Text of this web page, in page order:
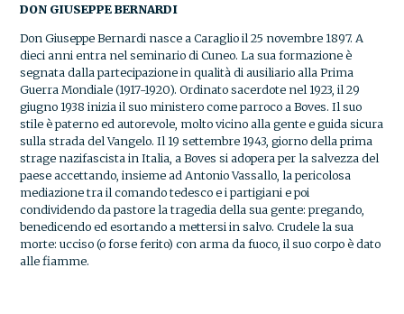
DON GIUSEPPE BERNARDI
Don Giuseppe Bernardi nasce a Caraglio il 25 novembre 1897. A
dieci anni entra nel seminario di Cuneo. La sua formazione è
segnata dalla partecipazione in qualità di ausiliario alla Prima
Guerra Mondiale (1917-1920). Ordinato sacerdote nel 1923, il 29
giugno 1938 inizia il suo ministero come parroco a Boves. Il suo
stile è paterno ed autorevole, molto vicino alla gente e guida sicura
sulla strada del Vangelo. Il 19 settembre 1943, giorno della prima
strage nazifascista in Italia, a Boves si adopera per la salvezza del
paese accettando, insieme ad Antonio Vassallo, la pericolosa
mediazione tra il comando tedesco e i partigiani e poi
condividendo da pastore la tragedia della sua gente: pregando,
benedicendo ed esortando a mettersi in salvo. Crudele la sua
morte: ucciso (o forse ferito) con arma da fuoco, il suo corpo è dato
alle fiamme.